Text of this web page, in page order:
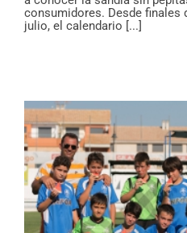
consumidores. Desde finales
julio, el calendario [...]